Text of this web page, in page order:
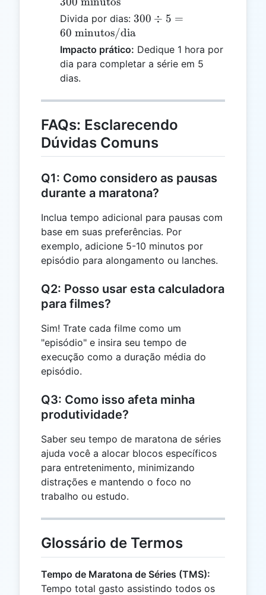
30 = 300
Divida por dias: 300 \div 5 =
60 \text{
minutos/dia}
300 ÷ 5 =
60 minutos/dia
Impacto prático: Dedique 1 hora por
dia para completar a série em 5
dias.
FAQs: Esclarecendo
Dúvidas Comuns
Q1: Como considero as pausas
durante a maratona?
Inclua tempo adicional para pausas com
base em suas preferências. Por
exemplo, adicione 5-10 minutos por
episódio para alongamento ou lanches.
Q2: Posso usar esta calculadora
para filmes?
Sim! Trate cada filme como um
"episódio" e insira seu tempo de
execução como a duração média do
episódio.
Q3: Como isso afeta minha
produtividade?
Saber seu tempo de maratona de séries
ajuda você a alocar blocos específicos
para entretenimento, minimizando
distrações e mantendo o foco no
trabalho ou estudo.
Glossário de Termos
Tempo de Maratona de Séries (TMS):
Tempo total gasto assistindo todos os